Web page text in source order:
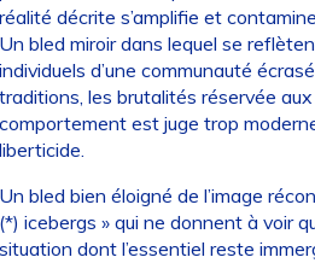
décrite s’amplifie et
bled miroir dans lequel se
d’une communauté
les brutalités réservée
est juge trop
bled bien éloigné de l’image
icebergs » qui ne donnent à voir
dont l’essentiel reste